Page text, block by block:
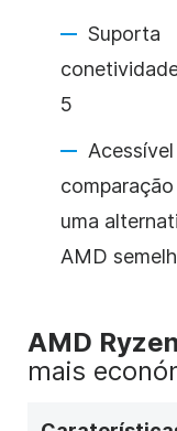
Suporta
5
Acessível
uma
AMD
AMD
mais